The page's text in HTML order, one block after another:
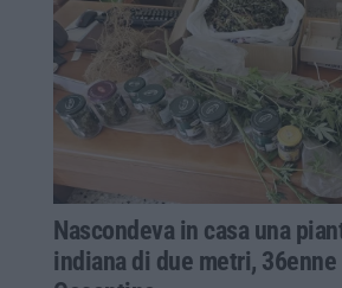
Nascondeva in casa una
indiana di due metri, 36enne